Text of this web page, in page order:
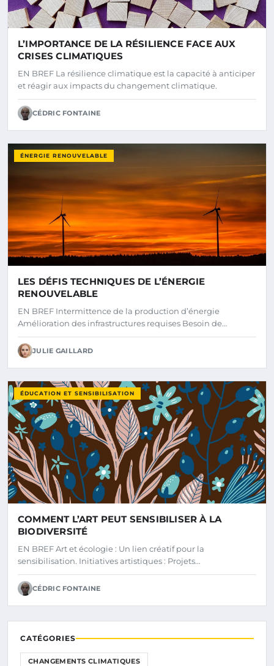
L’IMPORTANCE DE LA RÉSILIENCE FACE AUX
CRISES CLIMATIQUES
EN BREF La résilience climatique est la capacité à anticiper
et réagir aux impacts du changement climatique.
CÉDRIC FONTAINE
ÉNERGIE RENOUVELABLE
LES DÉFIS TECHNIQUES DE L’ÉNERGIE
RENOUVELABLE
EN BREF Intermittence de la production d’énergie
Amélioration des infrastructures requises Besoin de…
JULIE GAILLARD
ÉDUCATION ET SENSIBILISATION
COMMENT L’ART PEUT SENSIBILISER À LA
BIODIVERSITÉ
EN BREF Art et écologie : Un lien créatif pour la
sensibilisation. Initiatives artistiques : Projets…
CÉDRIC FONTAINE
CATÉGORIES
CHANGEMENTS CLIMATIQUES